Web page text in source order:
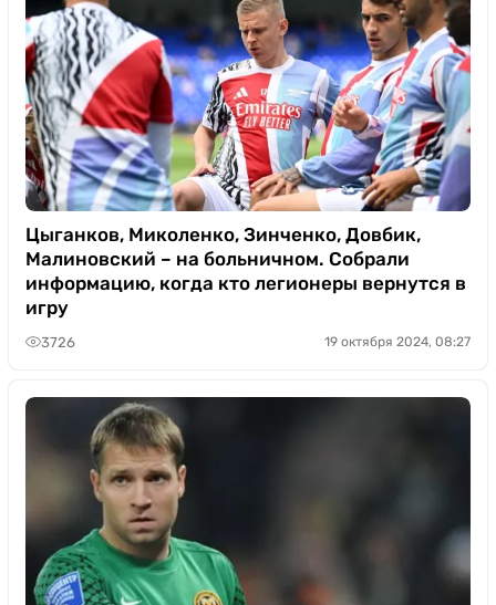
Цыганков, Миколенко, Зинченко, Довбик,
Малиновский – на больничном. Собрали
информацию, когда кто легионеры вернутся в
игру
3726 19 октября 2024, 08:27